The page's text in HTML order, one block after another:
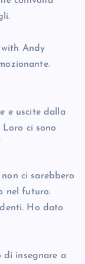
Andy
e uscite dalla
ci sono
ci sarebbero
nel futuro.
Ho dato
di insegnare a